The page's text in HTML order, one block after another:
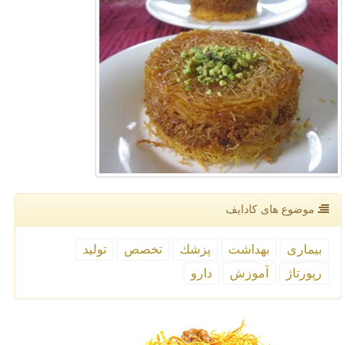
موضوع های كادایف
بیماری بهداشت پزشك تخصص
تولید
رپورتاژ
آموزش دارو